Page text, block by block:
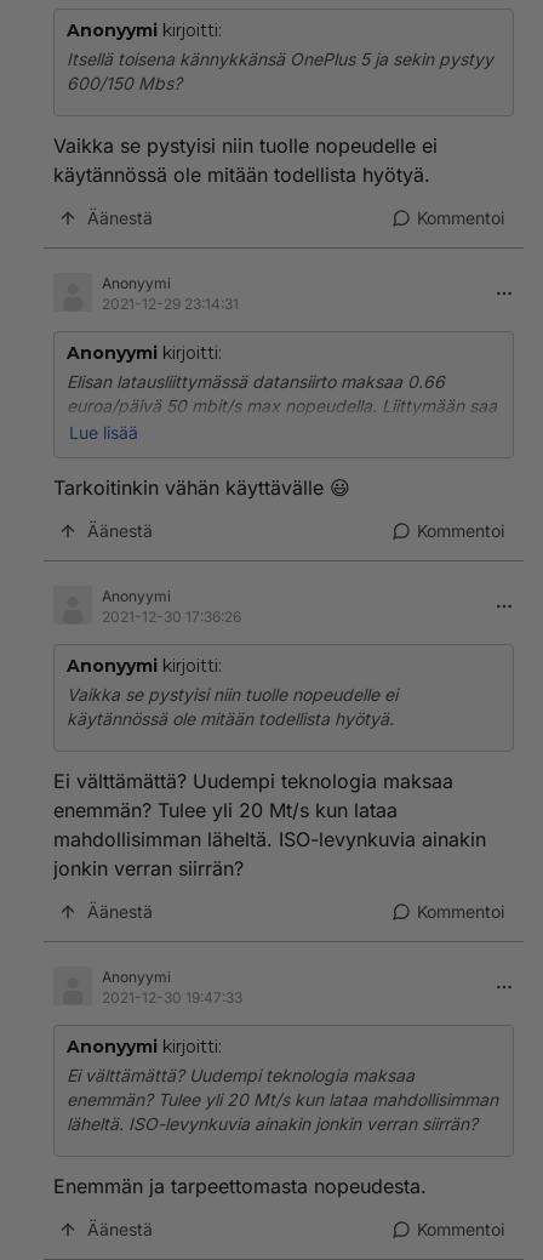
Anonyymi kirjoitti:
Itsellä toisena kännykkänsä OnePlus 5 ja sekin pystyy
600/150 Mbs?
Vaikka se pystyisi niin tuolle nopeudelle ei
käytännössä ole mitään todellista hyötyä.
Äänestä Kommentoi
Anonyymi
2021-12-29 23:14:31
Anonyymi kirjoitti:
Elisan latausliittymässä datansiirto maksaa 0.66
euroa/päivä 50 mbit/s max nopeudella. Liittymään saa
ostettua datapaketteja joissa rajaton datansiirto mutta
4G 100 mbit/s rajattomalla.
Lue lisää
Tarkoitinkin vähän käyttävälle 😃
Äänestä Kommentoi
Anonyymi
2021-12-30 17:36:26
Anonyymi kirjoitti:
Vaikka se pystyisi niin tuolle nopeudelle ei
käytännössä ole mitään todellista hyötyä.
Ei välttämättä? Uudempi teknologia maksaa
enemmän? Tulee yli 20 Mt/s kun lataa
mahdollisimman läheltä. ISO-levynkuvia ainakin
jonkin verran siirrän?
Äänestä Kommentoi
Anonyymi
2021-12-30 19:47:33
Anonyymi kirjoitti:
Ei välttämättä? Uudempi teknologia maksaa
enemmän? Tulee yli 20 Mt/s kun lataa mahdollisimman
läheltä. ISO-levynkuvia ainakin jonkin verran siirrän?
Enemmän ja tarpeettomasta nopeudesta.
Äänestä Kommentoi